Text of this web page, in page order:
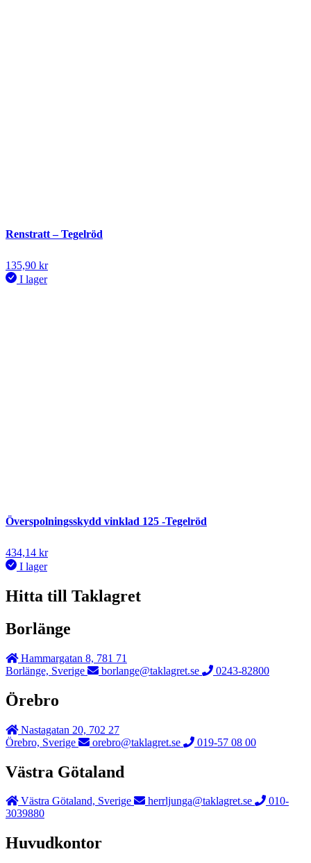
Renstratt – Tegelröd
135,90 kr
I lager
Överspolningsskydd vinklad 125 -Tegelröd
434,14 kr
I lager
Hitta till Taklagret
Borlänge
Hammargatan 8, 781 71
Borlänge, Sverige
borlange@taklagret.se 0243-82800
Örebro
Nastagatan 20, 702 27
Örebro, Sverige
orebro@taklagret.se 019-57 08 00
Västra Götaland
Västra Götaland, Sverige herrljunga@taklagret.se
010-
3039880
Huvudkontor